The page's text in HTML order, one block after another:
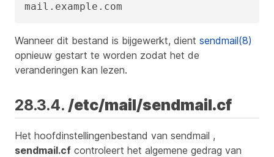
mail.example.com
Wanneer dit bestand is bijgewerkt, dient sendmail(8)
opnieuw gestart te worden zodat het de
veranderingen kan lezen.
28.3.4. /etc/mail/sendmail.cf
Het hoofdinstellingenbestand van sendmail ,
sendmail.cf controleert het algemene gedrag van